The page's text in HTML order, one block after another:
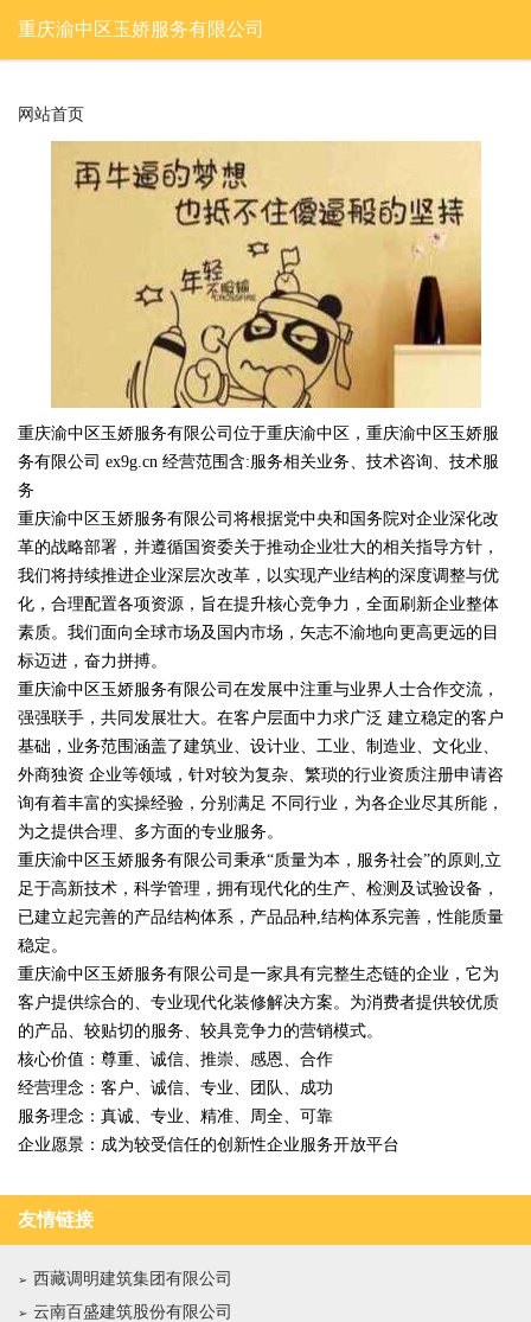
重庆渝中区玉娇服务有限公司
网站首页
重庆渝中区玉娇服务有限公司位于重庆渝中区，重庆渝中区玉娇服
务有限公司 ex9g.cn 经营范围含:服务相关业务、技术咨询、技术服
务
重庆渝中区玉娇服务有限公司将根据党中央和国务院对企业深化改
革的战略部署，并遵循国资委关于推动企业壮大的相关指导方针，
我们将持续推进企业深层次改革，以实现产业结构的深度调整与优
化，合理配置各项资源，旨在提升核心竞争力，全面刷新企业整体
素质。我们面向全球市场及国内市场，矢志不渝地向更高更远的目
标迈进，奋力拼搏。
重庆渝中区玉娇服务有限公司在发展中注重与业界人士合作交流，
强强联手，共同发展壮大。在客户层面中力求广泛 建立稳定的客户
基础，业务范围涵盖了建筑业、设计业、工业、制造业、文化业、
外商独资 企业等领域，针对较为复杂、繁琐的行业资质注册申请咨
询有着丰富的实操经验，分别满足 不同行业，为各企业尽其所能，
为之提供合理、多方面的专业服务。
重庆渝中区玉娇服务有限公司秉承“质量为本，服务社会”的原则,立
足于高新技术，科学管理，拥有现代化的生产、检测及试验设备，
已建立起完善的产品结构体系，产品品种,结构体系完善，性能质量
稳定。
重庆渝中区玉娇服务有限公司是一家具有完整生态链的企业，它为
客户提供综合的、专业现代化装修解决方案。为消费者提供较优质
的产品、较贴切的服务、较具竞争力的营销模式。
核心价值：尊重、诚信、推崇、感恩、合作
经营理念：客户、诚信、专业、团队、成功
服务理念：真诚、专业、精准、周全、可靠
企业愿景：成为较受信任的创新性企业服务开放平台
友情链接
西藏调明建筑集团有限公司
云南百盛建筑股份有限公司